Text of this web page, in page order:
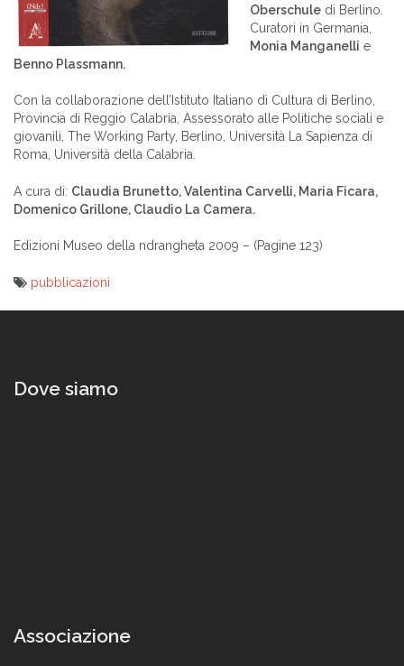
Oberschule di Berlino.
Curatori in Germania,
Monia Manganelli e
Benno Plassmann.
Con la collaborazione dell’Istituto Italiano di Cultura di Berlino,
Provincia di Reggio Calabria, Assessorato alle Politiche sociali e
giovanili, The Working Party, Berlino, Università La Sapienza di
Roma, Università della Calabria.
A cura di: Claudia Brunetto, Valentina Carvelli, Maria Ficara,
Domenico Grillone, Claudio La Camera.
Edizioni Museo della ndrangheta 2009 – (Pagine 123)
pubblicazioni
Dove siamo
Associazione